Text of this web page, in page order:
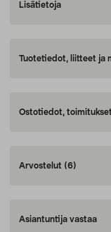
Lisätietoja
Tuotetiedot, liitteet ja
Ostotiedot,
Arvostelut (6)
Asiantuntija vastaa